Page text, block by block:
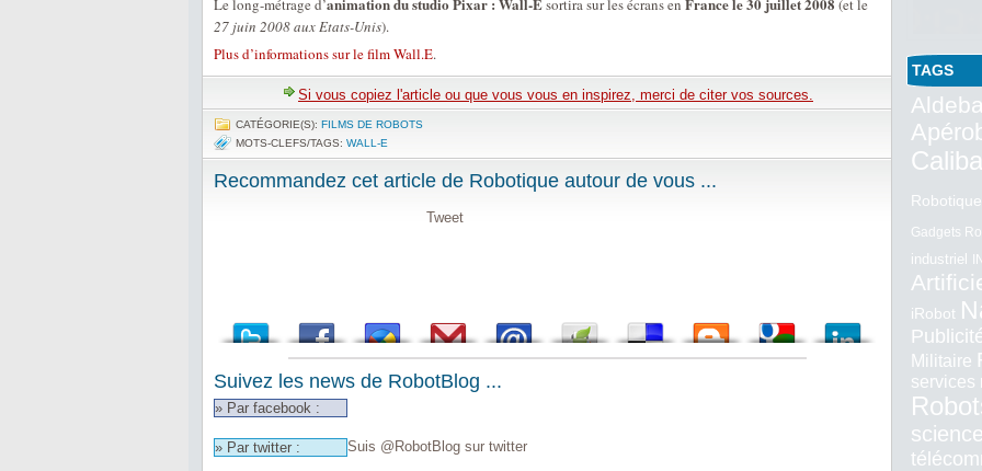
Le long-métrage d’ sortira sur les écrans en
(et le
27 juin 2008 aux Etats-Unis).
Plus d’informations sur le film Wall.E.
Si vous copiez l'article ou que vous vous en inspirez, merci de citer vos sources.
CATÉGORIE(S): FILMS DE ROBOTS
MOTS-CLEFS/TAGS: WALL-E
Recommandez cet article de Robotique autour de vous ...
Tweet
Suivez les news de RobotBlog ...
» Par facebook :
» Par twitter : Suis @RobotBlog sur twitter
TAGS
Robotique
Gadgets
industriel
iRobot
Militaire
services